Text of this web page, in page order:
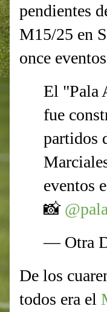
pendientes
M15/25 en
once
El "Pala
fue
partidos
eventos
📸
— Otra
De los
todos era el